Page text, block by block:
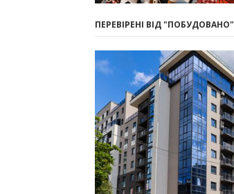
ПЕРЕВІРЕНІ ВІД "ПОБУДОВАНО"